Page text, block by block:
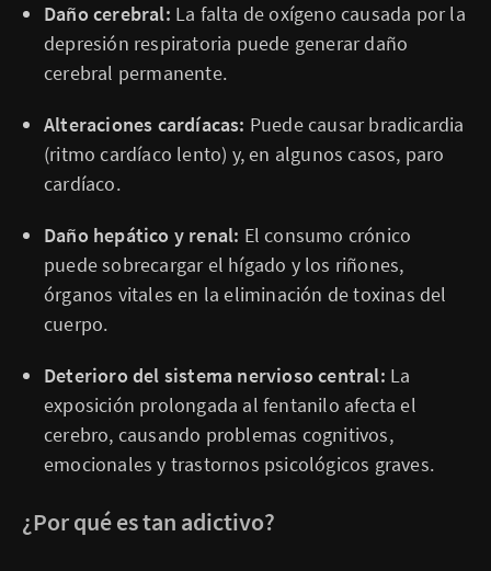
Daño cerebral: La falta de oxígeno causada por la
depresión respiratoria puede generar daño
cerebral permanente.
Alteraciones cardíacas: Puede causar bradicardia
(ritmo cardíaco lento) y, en algunos casos, paro
cardíaco.
Daño hepático y renal: El consumo crónico
puede sobrecargar el hígado y los riñones,
órganos vitales en la eliminación de toxinas del
cuerpo.
Deterioro del sistema nervioso central: La
exposición prolongada al fentanilo afecta el
cerebro, causando problemas cognitivos,
emocionales y trastornos psicológicos graves.
¿Por qué es tan adictivo?